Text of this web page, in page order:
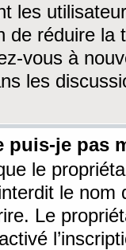
les
de réduire la
vous à
les
puis-je pas
le
le nom
Le